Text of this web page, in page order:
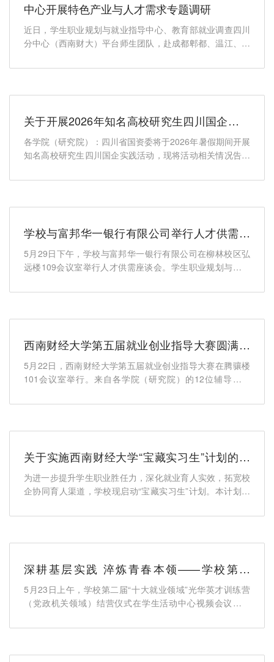
中心开展特色产业与人才需求专题调研
近日，学生职业规划与就业指导中心、教育部就业调查四川
分中心（西南财大）平台师生团队，赴成都郫都、温江、双
关于开展2026年知名高校研究生四川国企实践
活动的通知
各学院（研究院）：四川省国资委将于2026年暑假期间开展
知名高校研究生四川国企实践活动，现将活动相关情况告知
学校与富邦华一银行有限公司举行人才供需座
谈会
5月29日下午，学校与富邦华一银行有限公司在柳林校区弘
远楼109会议室举行人才供需座谈会。学生职业规划与就业
西南财经大学第五届就业创业指导大赛圆满落
幕
5月22日，西南财经大学第五届就业创业指导大赛在腾骧楼
101会议室举行。来自各学院（研究院）的12位辅导员老
关于实施西南财经大学“宝藏实习生”计划的通
知
为进一步提升学生职业胜任力，深化就业育人实效，拓宽校
企协同育人渠道，学校现启动“宝藏实习生”计划。本计划联
深耕基层实践 淬炼青春本领——学校第二
届“十大就业领域”光华英才训练营（党政机关
领域）圆满结营
5月23日上午，学校第二届“十大就业领域”光华英才训练营
（党政机关领域）结营仪式在学生活动中心视频会议厅举